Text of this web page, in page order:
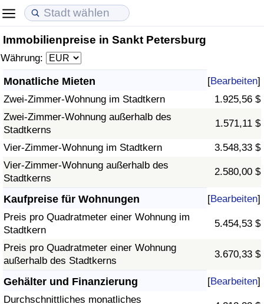
Immobilienpreise in Sankt Petersburg
Währung:
Monatliche Mieten [Bearbeiten]
Zwei-Zimmer-Wohnung im Stadtkern
1.925,56 $
Zwei-Zimmer-Wohnung außerhalb des
Stadtkerns
1.571,11 $
Vier-Zimmer-Wohnung im Stadtkern
3.548,33 $
Vier-Zimmer-Wohnung außerhalb des
Stadtkerns
2.580,00 $
Kaufpreise für Wohnungen [Bearbeiten]
Preis pro Quadratmeter einer Wohnung im
Stadtkern
5.454,53 $
Preis pro Quadratmeter einer Wohnung
außerhalb des Stadtkerns
3.670,33 $
Gehälter und Finanzierung [Bearbeiten]
Durchschnittliches monatliches
Lebenshaltungskosten
Lebenshaltungskosten-Index (aktuell)
Lebenshaltungskosten-Index
Lebenshaltungskosten-Index nach Land
in Akaba
Immobilienpreise
Immobilienpreis-Index (aktuell)
Immobilienpreis-Index
Immobilienpreis-Index nach Land
Lebensqualität
Lebensqualität-Index
Lebensqualität-Index (aktuell)
Lebensqualitätsindex nach Land
Kriminalität
Kriminalitäts-Index (aktuell)
Kriminalitäts-Index
Kriminalitätsindex nach Land
Gesundheitsversorgung